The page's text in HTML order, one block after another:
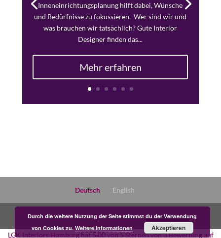
Inneneinrichtungsplanung hilft dabei, Wünsche
und Bedürfnisse zu fokussieren. Wer sind wir und
was brauchen wir tatsächlich? Gute Interior
Designer finden das...
Mehr erfahren
Deutsch English
LGK Interiors Hamburg hat5,00von5Sternen von3Bewertung auf
Durch die weitere Nutzung der Seite stimmst du der Verwendung
von Cookies zu.Weitere Informationen Akzeptieren